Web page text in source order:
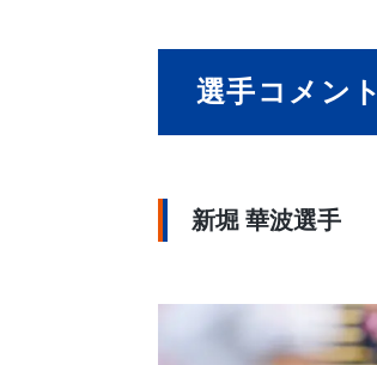
選手コメント
新堀 華波選手